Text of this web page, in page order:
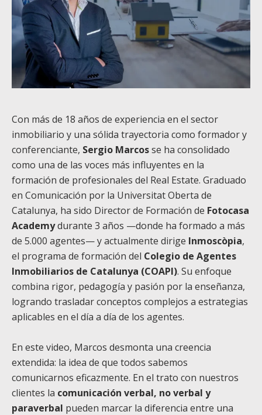
Con más de 18 años de experiencia en el sector
inmobiliario y una sólida trayectoria como formador y
conferenciante, Sergio Marcosse ha consolidado
como una de las voces más influyentes en la
formación de profesionales del Real Estate. Graduado
en Comunicación por la Universitat Oberta de
Catalunya, ha sido Director de Formación de Fotocasa
Academydurante 3 años —donde ha formado a más
de 5.000 agentes— y actualmente dirige Inmoscòpia,
el programa de formación del Colegio de Agentes
Inmobiliarios de Catalunya (COAPI). Su enfoque
combina rigor, pedagogía y pasión por la enseñanza,
logrando trasladar conceptos complejos a estrategias
aplicables en el día a día de los agentes.
En este video, Marcos desmonta una creencia
extendida: la idea de que todos sabemos
comunicarnos eficazmente. En el trato con nuestros
clientes la comunicación verbal, no verbal y
paraverbal pueden marcar la diferencia entre una